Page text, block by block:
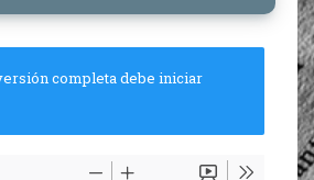
completa debe iniciar